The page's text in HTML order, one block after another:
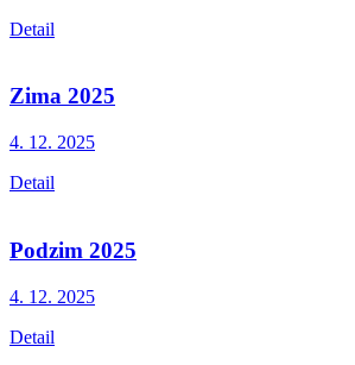
Detail
Zima 2025
4. 12. 2025
Detail
Podzim 2025
4. 12. 2025
Detail